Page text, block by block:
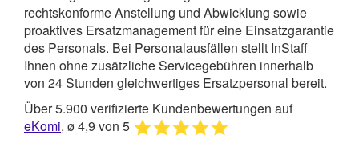
rechtskonforme Anstellung und Abwicklung sowie
proaktives Ersatzmanagement für eine Einsatzgarantie
des Personals. Bei Personalausfällen stellt InStaff
Ihnen ohne zusätzliche Servicegebühren innerhalb
von 24 Stunden gleichwertiges Ersatzpersonal bereit.
Über 5.900 verifizierte Kundenbewertungen auf
eKomi, ø 4,9 von 5